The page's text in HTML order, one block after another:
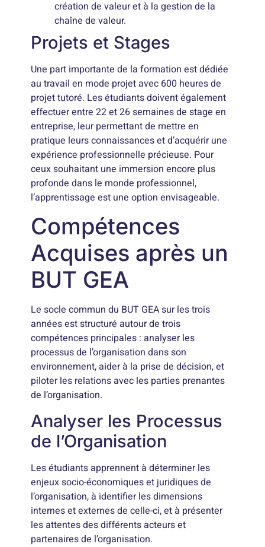
création de valeur et à la gestion de la
chaîne de valeur.
Projets et Stages
Une part importante de la formation est dédiée
au travail en mode projet avec 600 heures de
projet tutoré. Les étudiants doivent également
effectuer entre 22 et 26 semaines de stage en
entreprise, leur permettant de mettre en
pratique leurs connaissances et d’acquérir une
expérience professionnelle précieuse. Pour
ceux souhaitant une immersion encore plus
profonde dans le monde professionnel,
l’apprentissage est une option envisageable.
Compétences
Acquises après un
BUT GEA
Le socle commun du BUT GEA sur les trois
années est structuré autour de trois
compétences principales : analyser les
processus de l’organisation dans son
environnement, aider à la prise de décision, et
piloter les relations avec les parties prenantes
de l’organisation.
Analyser les Processus
de l’Organisation
Les étudiants apprennent à déterminer les
enjeux socio-économiques et juridiques de
l’organisation, à identifier les dimensions
internes et externes de celle-ci, et à présenter
les attentes des différents acteurs et
partenaires de l’organisation.